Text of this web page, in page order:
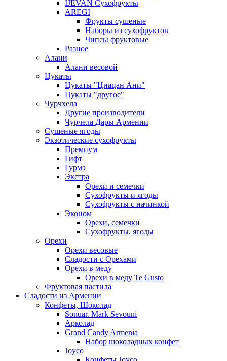
IJEVAN Сухофрукты
AREGI
Фрукты сушеные
Наборы из сухофруктов
Чипсы фруктовые
Разное
Алани
Алани весовой
Цукаты
Цукаты "Циацан Ани"
Цукаты "другое"
Чурчхела
Другие производители
Чурчела Дары Армении
Сушеные ягоды
Экзотические сухофрукты
Премиум
Гифт
Гурмэ
Экстра
Орехи и семечки
Сухофрукты и ягоды
Сухофрукты с начинкой
Эконом
Орехи, семечки
Сухофрукты, ягоды
Орехи
Орехи весовые
Сладости с Орехами
Орехи в меду
Орехи в меду Te Gusto
Фруктовая пастила
Сладости из Армении
Конфеты, Шоколад
Sonuar. Mark Sevouni
Арколад
Grand Candy Armenia
Набор шоколадных конфет
Joyco